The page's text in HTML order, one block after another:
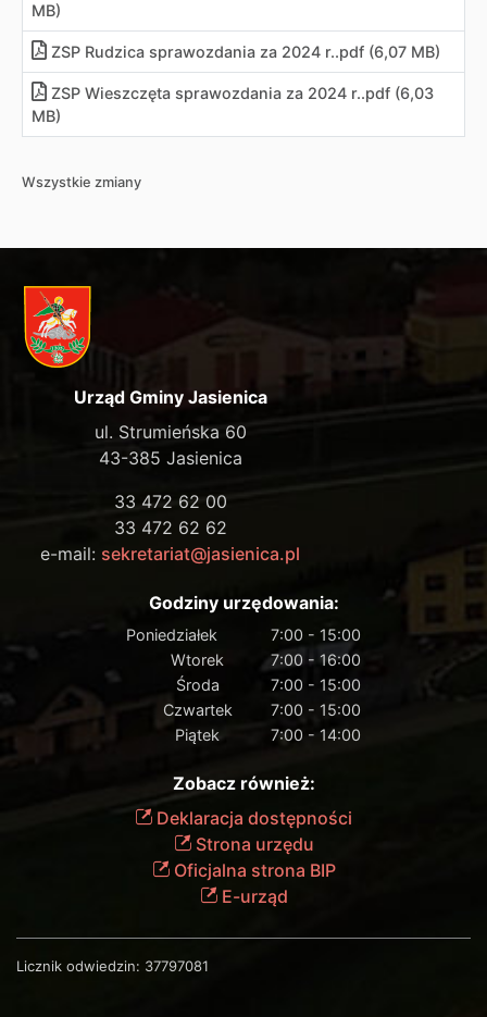
MB)
ZSP Rudzica sprawozdania za 2024 r..pdf (6,07 MB)
ZSP Wieszczęta sprawozdania za 2024 r..pdf (6,03
MB)
Wszystkie zmiany
Urząd Gminy Jasienica
ul. Strumieńska 60
43-385 Jasienica
33 472 62 00
33 472 62 62
e-mail: sekretariat@jasienica.pl
Godziny urzędowania:
Poniedziałek
7:00 - 15:00
Wtorek
7:00 - 16:00
Środa
7:00 - 15:00
Czwartek
7:00 - 15:00
Piątek
7:00 - 14:00
Zobacz również:
Deklaracja dostępności
Strona urzędu
Oficjalna strona BIP
E-urząd
Licznik odwiedzin: 37797081